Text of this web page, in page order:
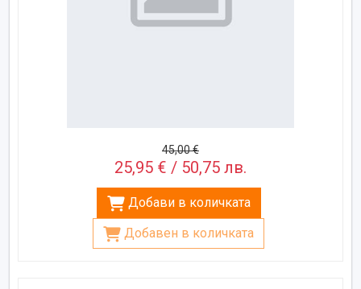
45,00 €
25,95 € / 50,75 лв.
Добави в количката
Добавен в количката